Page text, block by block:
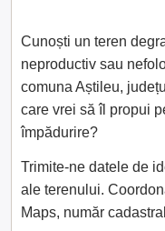
Cunoști un teren
neproductiv sau
comuna Aștileu,
care vrei să îl propui
împădurire?
Trimite-ne datele de
ale terenului.
Maps, număr